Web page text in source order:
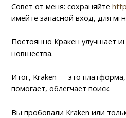
Совет от меня: сохраняйте
имейте запасной вход, для
Постоянно Кракен улучшает
новшества.
Итог, Kraken — это
помогает, облегчает поиск.
Вы пробовали Kraken или